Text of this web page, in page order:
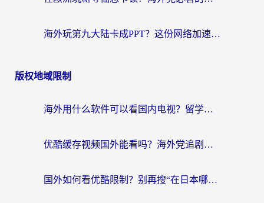
海外玩第九大陆卡成PPT？这份网络加速指南帮你丝滑上分
版权地域限制
海外用什么软件可以看国内电视？留学生亲测有效的追剧自由指南
优酷缓存视频国外能看吗？海外党追剧看片的终极解决方案来了
国外如何看优酷限制？别再搜“在日本哪个软件可以看中国电视剧”，这篇教你搞定